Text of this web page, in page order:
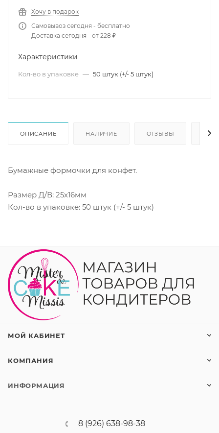
Хочу в подарок
Самовывоз сегодня - бесплатно
Доставка сегодня - от 228 ₽
Характеристики
Кол-во в упаковке — 50 штук (+/- 5 штук)
ОПИСАНИЕ НАЛИЧИЕ ОТЗЫВЫ
Бумажные формочки для конфет.
Размер Д/В: 25х16мм
Кол-во в упаковке: 50 штук (+/- 5 штук)
МОЙ КАБИНЕТ
КОМПАНИЯ
ИНФОРМАЦИЯ
8 (926) 638-98-38